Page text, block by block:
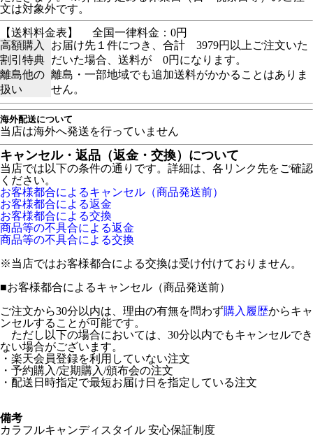
文は対象外です。
【送料料金表】
全国一律料金：0円
高額購入
割引特典
お届け先１件につき、合計 3979円以上ご注文いた
だいた場合、送料が 0円になります。
離島他の
扱い
離島・一部地域でも追加送料がかかることはありま
せん。
海外配送について
当店は海外へ発送を行っていません
キャンセル・返品（返金・交換）について
当店では以下の条件の通りです。詳細は、各リンク先をご確認
ください。
お客様都合によるキャンセル（商品発送前）
お客様都合による返金
お客様都合による交換
商品等の不具合による返金
商品等の不具合による交換
※当店ではお客様都合による交換は受け付けておりません。
■お客様都合によるキャンセル（商品発送前）
ご注文から30分以内は、理由の有無を問わず購入履歴からキャ
ンセルすることが可能です。
ただし以下の場合においては、30分以内でもキャンセルでき
ない場合がございます。
・楽天会員登録を利用していない注文
・予約購入/定期購入/頒布会の注文
・配送日時指定で最短お届け日を指定している注文
備考
カラフルキャンディスタイル 安心保証制度